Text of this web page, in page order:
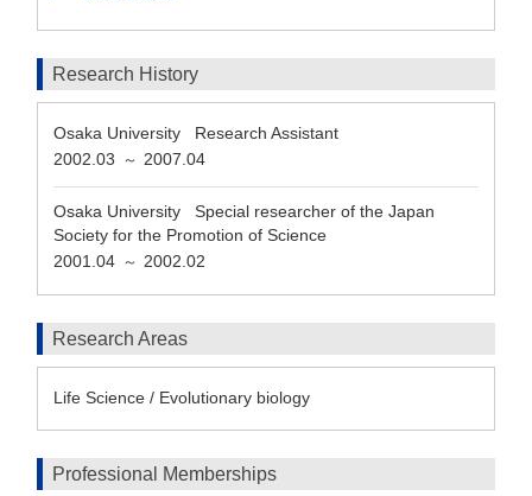
Research History
Osaka University Research Assistant
2002.03 ～ 2007.04
Osaka University Special researcher of the Japan
Society for the Promotion of Science
2001.04 ～ 2002.02
Research Areas
Life Science / Evolutionary biology
Professional Memberships